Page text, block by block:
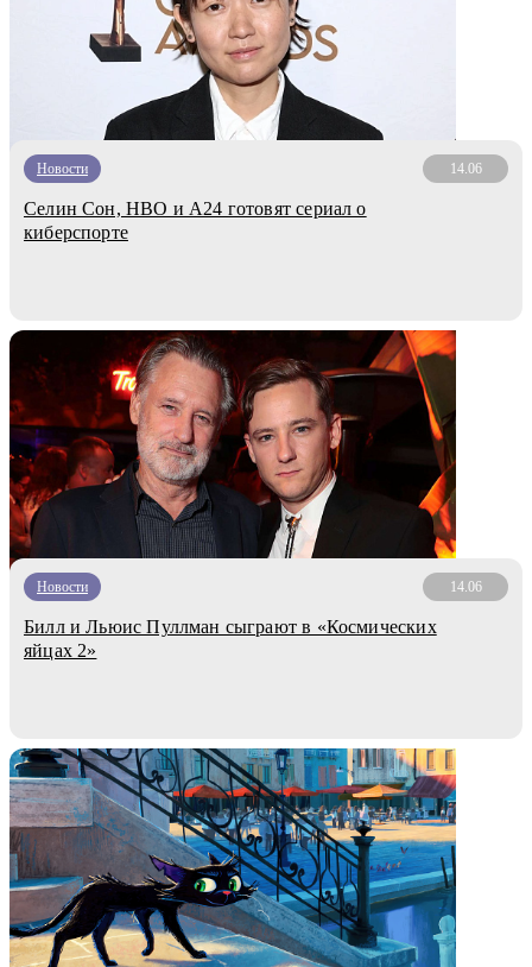
Новости 14.06
Селин Сон, HBO и A24 готовят сериал о
киберспорте
Новости 14.06
Билл и Льюис Пуллман сыграют в «Космических
яйцах 2»